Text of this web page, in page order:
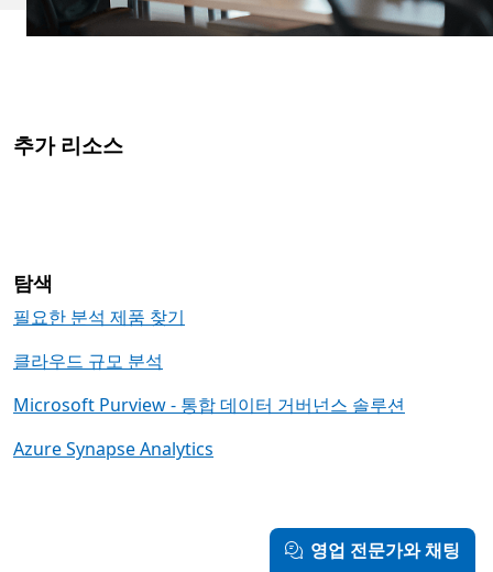
추가 리소스
탐색
필요한 분석 제품 찾기
클라우드 규모 분석
Microsoft Purview - 통합 데이터 거버넌스 솔루션
Azure Synapse Analytics
영업 전문가와 채팅